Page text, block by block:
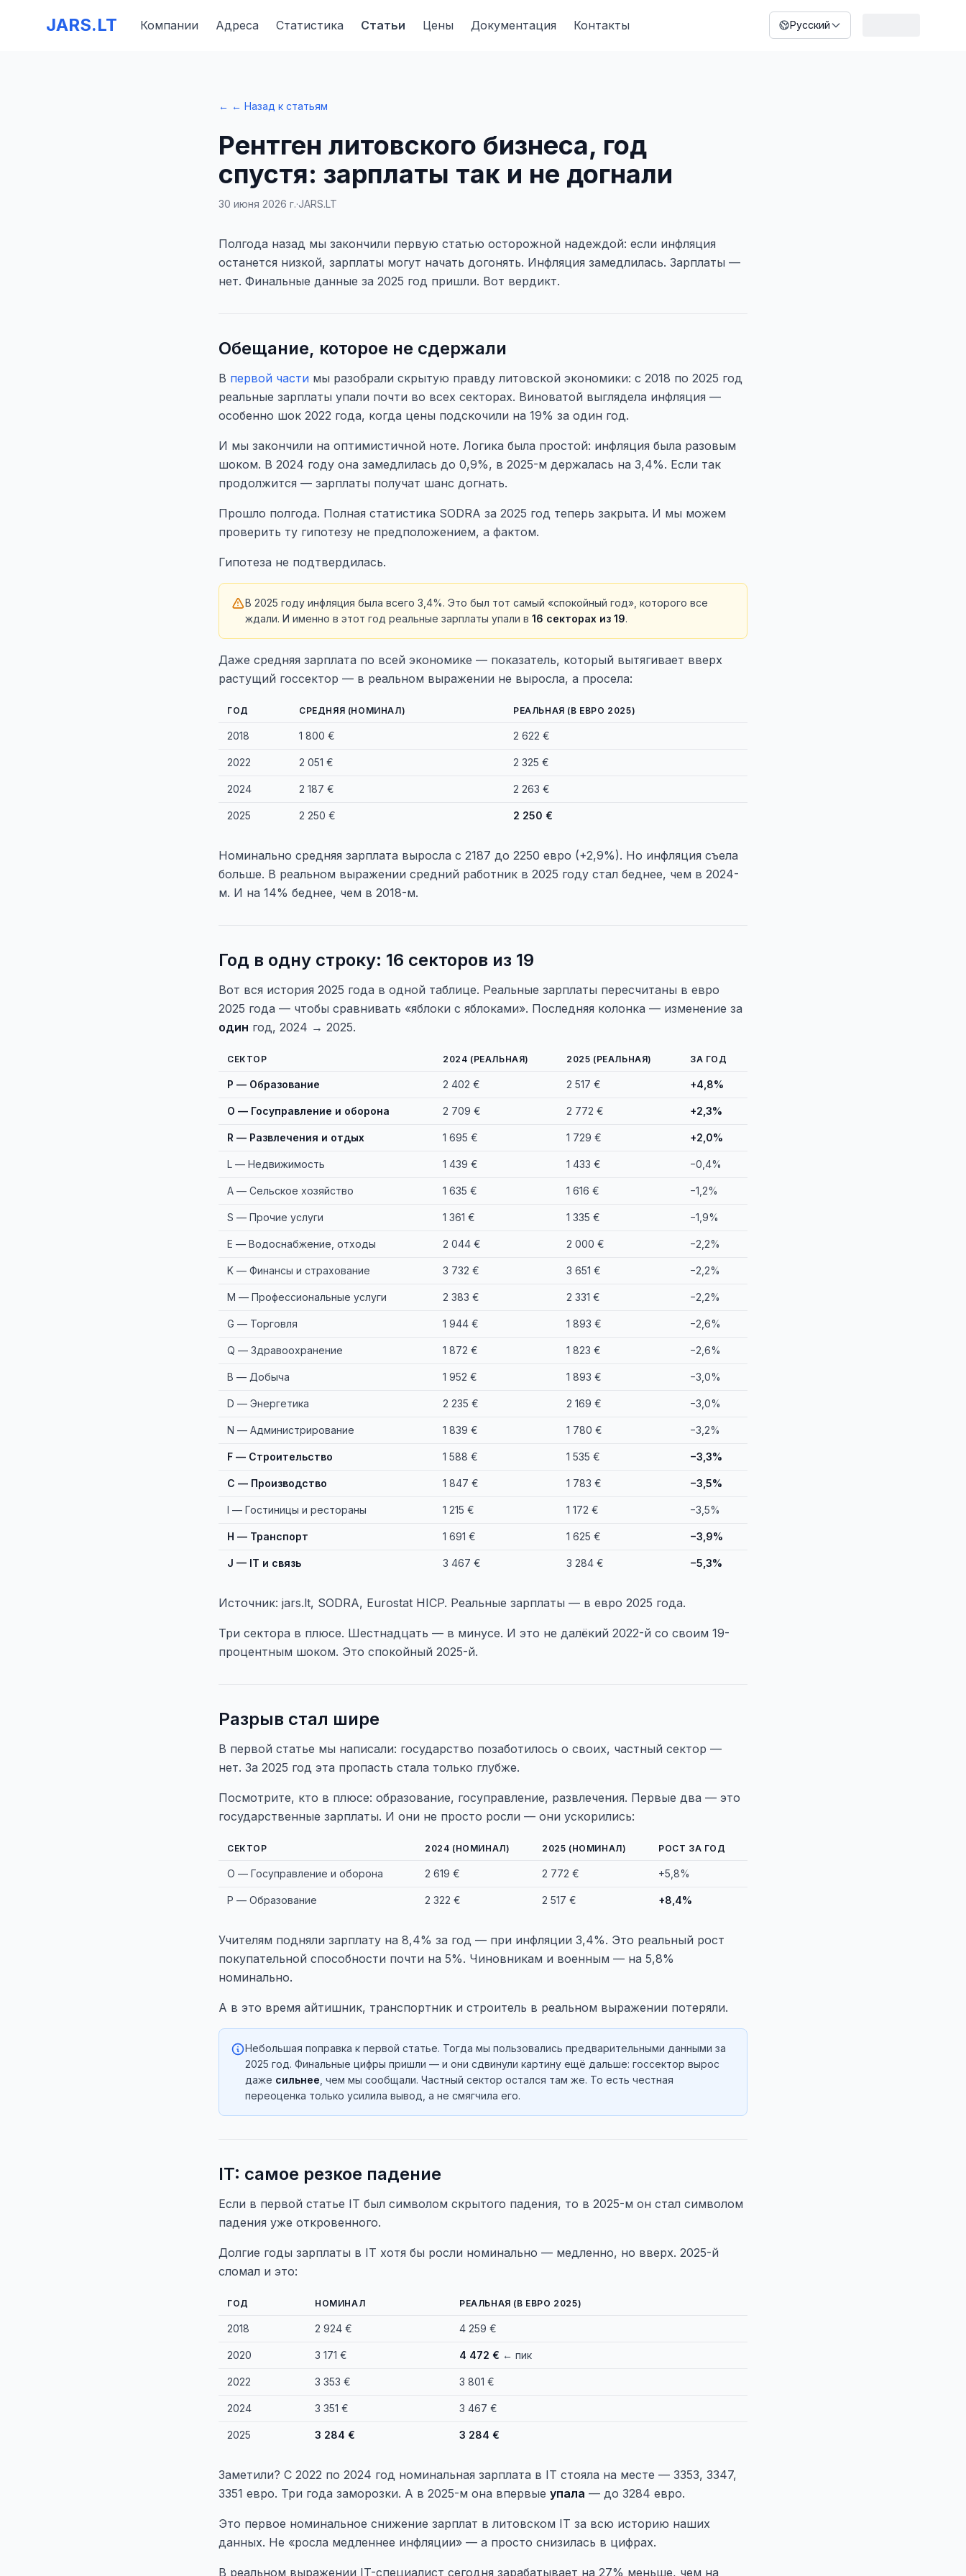
JARS.LT Компании Адреса Статистика Статьи Цены Документация Контакты Русский
← ← Назад к статьям
Рентген литовского бизнеса, год
спустя: зарплаты так и не догнали
30 июня 2026 г.·JARS.LT
Полгода назад мы закончили первую статью осторожной надеждой: если инфляция
останется низкой, зарплаты могут начать догонять. Инфляция замедлилась. Зарплаты —
нет. Финальные данные за 2025 год пришли. Вот вердикт.
Обещание, которое не сдержали
В первой части мы разобрали скрытую правду литовской экономики: с 2018 по 2025 год
реальные зарплаты упали почти во всех секторах. Виноватой выглядела инфляция —
особенно шок 2022 года, когда цены подскочили на 19% за один год.
И мы закончили на оптимистичной ноте. Логика была простой: инфляция была разовым
шоком. В 2024 году она замедлилась до 0,9%, в 2025-м держалась на 3,4%. Если так
продолжится — зарплаты получат шанс догнать.
Прошло полгода. Полная статистика SODRA за 2025 год теперь закрыта. И мы можем
проверить ту гипотезу не предположением, а фактом.
Гипотеза не подтвердилась.
В 2025 году инфляция была всего 3,4%. Это был тот самый «спокойный год», которого все
ждали. И именно в этот год реальные зарплаты упали в 16 секторах из 19.
Даже средняя зарплата по всей экономике — показатель, который вытягивает вверх
растущий госсектор — в реальном выражении не выросла, а просела:
ГОД СРЕДНЯЯ (НОМИНАЛ) РЕАЛЬНАЯ (В ЕВРО 2025)
2018 1 800 € 2 622 €
2022 2 051 € 2 325 €
2024 2 187 € 2 263 €
2025 2 250 € 2 250 €
Номинально средняя зарплата выросла с 2187 до 2250 евро (+2,9%). Но инфляция съела
больше. В реальном выражении средний работник в 2025 году стал беднее, чем в 2024-
м. И на 14% беднее, чем в 2018-м.
Год в одну строку: 16 секторов из 19
Вот вся история 2025 года в одной таблице. Реальные зарплаты пересчитаны в евро
2025 года — чтобы сравнивать «яблоки с яблоками». Последняя колонка — изменение за
один год, 2024 → 2025.
СЕКТОР 2024 (РЕАЛЬНАЯ) 2025 (РЕАЛЬНАЯ) ЗА ГОД
P — Образование 2 402 € 2 517 € +4,8%
O — Госуправление и оборона 2 709 € 2 772 € +2,3%
R — Развлечения и отдых 1 695 € 1 729 € +2,0%
L — Недвижимость 1 439 € 1 433 € −0,4%
A — Сельское хозяйство 1 635 € 1 616 € −1,2%
S — Прочие услуги 1 361 € 1 335 € −1,9%
E — Водоснабжение, отходы 2 044 € 2 000 € −2,2%
K — Финансы и страхование 3 732 € 3 651 € −2,2%
M — Профессиональные услуги 2 383 € 2 331 € −2,2%
G — Торговля 1 944 € 1 893 € −2,6%
Q — Здравоохранение 1 872 € 1 823 € −2,6%
B — Добыча 1 952 € 1 893 € −3,0%
D — Энергетика 2 235 € 2 169 € −3,0%
N — Администрирование 1 839 € 1 780 € −3,2%
F — Строительство 1 588 € 1 535 € −3,3%
C — Производство 1 847 € 1 783 € −3,5%
I — Гостиницы и рестораны 1 215 € 1 172 € −3,5%
H — Транспорт 1 691 € 1 625 € −3,9%
J — IT и связь 3 467 € 3 284 € −5,3%
Источник: jars.lt, SODRA, Eurostat HICP. Реальные зарплаты — в евро 2025 года.
Три сектора в плюсе. Шестнадцать — в минусе. И это не далёкий 2022-й со своим 19-
процентным шоком. Это спокойный 2025-й.
Разрыв стал шире
В первой статье мы написали: государство позаботилось о своих, частный сектор —
нет. За 2025 год эта пропасть стала только глубже.
Посмотрите, кто в плюсе: образование, госуправление, развлечения. Первые два — это
государственные зарплаты. И они не просто росли — они ускорились:
СЕКТОР 2024 (НОМИНАЛ) 2025 (НОМИНАЛ) РОСТ ЗА ГОД
O — Госуправление и оборона 2 619 € 2 772 € +5,8%
P — Образование 2 322 € 2 517 € +8,4%
Учителям подняли зарплату на 8,4% за год — при инфляции 3,4%. Это реальный рост
покупательной способности почти на 5%. Чиновникам и военным — на 5,8%
номинально.
А в это время айтишник, транспортник и строитель в реальном выражении потеряли.
Небольшая поправка к первой статье. Тогда мы пользовались предварительными данными за
2025 год. Финальные цифры пришли — и они сдвинули картину ещё дальше: госсектор вырос
даже сильнее , чем мы сообщали. Частный сектор остался там же. То есть честная
переоценка только усилила вывод, а не смягчила его.
IT: самое резкое падение
Если в первой статье IT был символом скрытого падения, то в 2025-м он стал символом
падения уже откровенного.
Долгие годы зарплаты в IT хотя бы росли номинально — медленно, но вверх. 2025-й
сломал и это:
ГОД НОМИНАЛ РЕАЛЬНАЯ (В ЕВРО 2025)
2018 2 924 € 4 259 €
2020 3 171 € 4 472 € ← пик
2022 3 353 € 3 801 €
2024 3 351 € 3 467 €
2025 3 284 € 3 284 €
Заметили? С 2022 по 2024 год номинальная зарплата в IT стояла на месте — 3353, 3347,
3351 евро. Три года заморозки. А в 2025-м она впервые упала — до 3284 евро.
Это первое номинальное снижение зарплат в литовском IT за всю историю наших
данных. Не «росла медленнее инфляции» — а просто снизилась в цифрах.
В реальном выражении IT-специалист сегодня зарабатывает на 27% меньше, чем на